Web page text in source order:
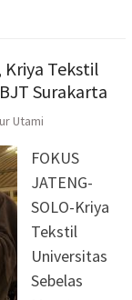
Kriya Tekstil
Surakarta
Utami
FOKUS
JATENG-
SOLO-Kriya
Tekstil
Universitas
Sebelas